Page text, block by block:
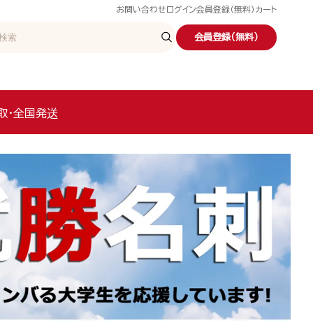
お問い合わせ ログイン会員登録（無料） カート
会員登録（無料）
・全国発送